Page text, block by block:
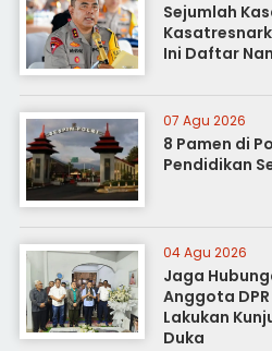
Sejumlah
Ini Daftar
07 Agu 2026
8 Pamen di
Pendidikan
04 Agu 2026
Jaga
Anggota
Lakukan
Duka